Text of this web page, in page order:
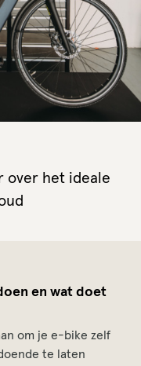
over het ideale
en wat doet
om je e-bike zelf
te laten